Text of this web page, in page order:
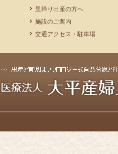
里帰り出産の方へ
施設のご案内
交通アクセス・駐車場